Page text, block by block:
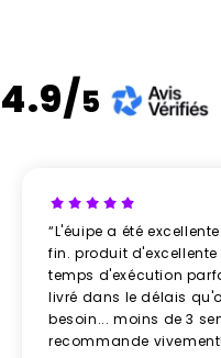
4.9/5
“L'éuipe a été
fin. produit
temps d'exécution
livré dans le délais
besoin... moins de 3
recommande